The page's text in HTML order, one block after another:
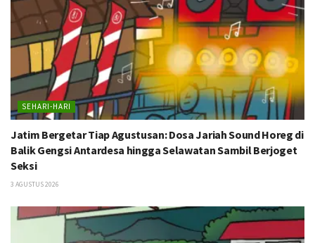
SEHARI-HARI
Jatim Bergetar Tiap Agustusan: Dosa Jariah Sound Horeg di
Balik Gengsi Antardesa hingga Selawatan Sambil Berjoget
Seksi
3 AGUSTUS 2026